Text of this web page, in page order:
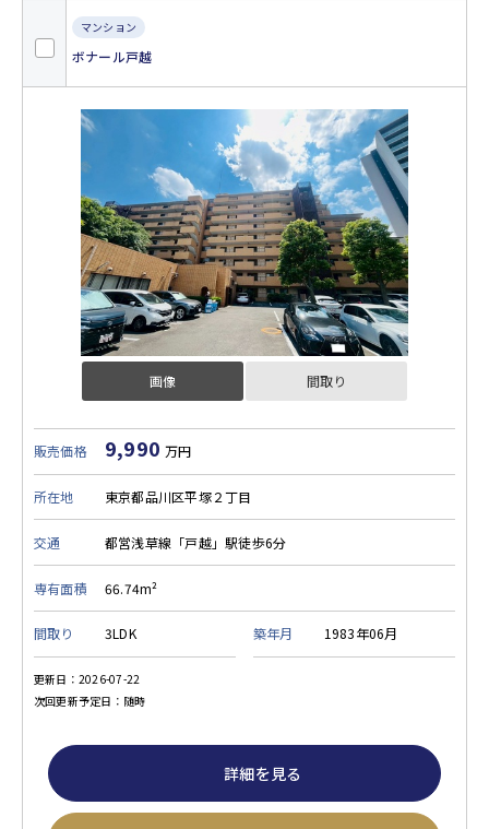
マンション
ボナール戸越
画像 間取り
販売価格 9,990 万円
所在地 東京都品川区平塚２丁目
交通 都営浅草線「戸越」駅徒歩6分
専有面積 66.74m²
間取り 3LDK 築年月 1983年06月
更新日：2026-07-22
次回更新予定日：随時
詳細を見る